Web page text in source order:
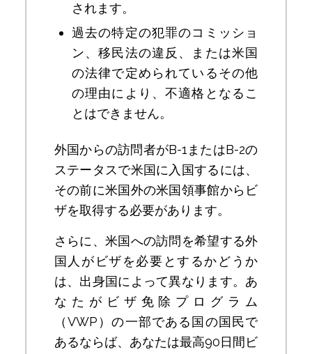
されます。
過去の特定の犯罪のコミッショ
ン、移民法の違反、または米国
の法律で定められているその他
の理由により、不適格となるこ
とはできません。
外国からの訪問者がB-1またはB-2の
ステータスで米国に入国するには、
その前に米国外の米国領事館からビ
ザを取得する必要があります。
さらに、米国への訪問を希望する外
国人がビザを必要とするかどうか
は、出身国によって異なります。あ
なたがビザ免除プログラム
（VWP）の一部である国の国民で
あるならば、あなたは最高90日間ビ